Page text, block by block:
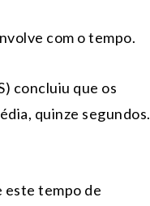
com o tempo.
concluiu que os
quinze segundos.
este tempo de